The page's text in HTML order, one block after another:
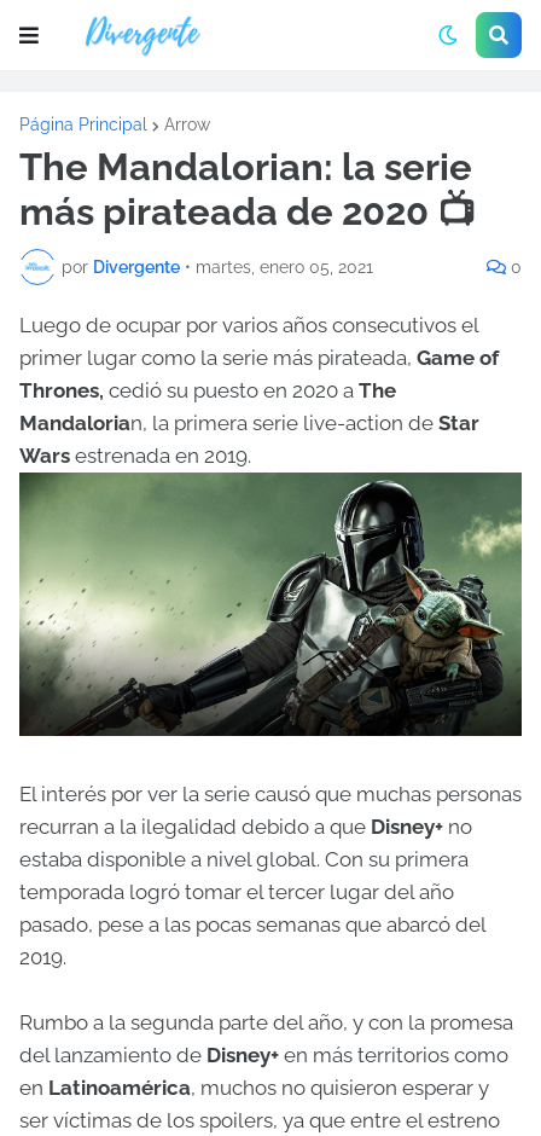
Página Principal Arrow
The Mandalorian: la serie
más pirateada de 2020 📺
por Divergente • martes, enero 05, 2021 0
Luego de ocupar por varios años consecutivos el
primer lugar como la serie más pirateada, Game of
Thrones, cedió su puesto en 2020 a The
Mandalorian, la primera serie live-action de Star
Wars estrenada en 2019.
El interés por ver la serie causó que muchas personas
recurran a la ilegalidad debido a que Disney+ no
estaba disponible a nivel global. Con su primera
temporada logró tomar el tercer lugar del año
pasado, pese a las pocas semanas que abarcó del
2019.
Rumbo a la segunda parte del año, y con la promesa
del lanzamiento de Disney+ en más territorios como
en Latinoamérica, muchos no quisieron esperar y
ser víctimas de los spoilers, ya que entre el estreno